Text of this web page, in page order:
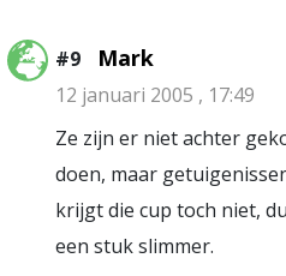
#9 Mark
12 januari 2005 , 17:49
Ze zijn er niet achter
doen, maar
krijgt die cup toch niet,
een stuk slimmer.